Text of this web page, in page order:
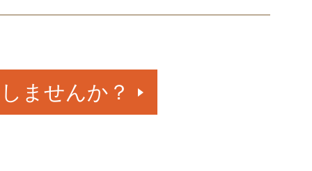
ませんか？